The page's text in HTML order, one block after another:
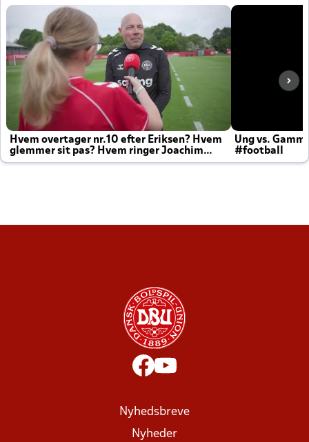
Hvem overtager nr.10 efter Eriksen? Hvem
glemmer sit pas? Hvem ringer Joachim
altid til efter kampe?
Ung vs.
#football
Nyhedsbreve
Nyheder